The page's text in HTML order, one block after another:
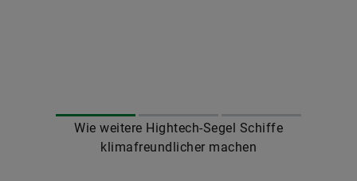
Wie weitere Hightech-Segel Schiffe
klimafreundlicher machen